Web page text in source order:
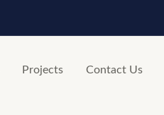
Projects Contact Us